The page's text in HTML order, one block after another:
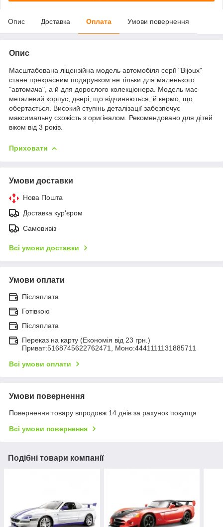
Опис Доставка Оплата Умови повернення
Опис
Масштабована ліцензійна модель автомобіля серії "Bijoux"
стане прекрасним подарунком не тільки для маленького
"автомача", а й для дорослого колекціонера. Модель має
металевий корпус, двері, що відчиняються, й кермо, що
обертається. Високий ступінь деталізації забезпечує
максимальну схожість з оригіналом. Рекомендовано для дітей
віком від 3 років.
Приховати
Умови доставки
Нова Пошта
Доставка кур'єром
Самовивіз
Всі умови доставки
Умови оплати
Післяплата
Готівкою
Післяплата
Переказ на карту (Економія від 23 грн.)
Приват:5168745622762471, Моно:4441111131885711
Всі умови оплати
Умови повернення
Повернення товару впродовж 14 днів за рахунок покупця
Всі умови повернення
Подібні товари компанії